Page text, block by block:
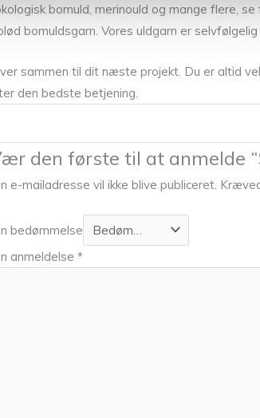
bomuld, merinould og mange flere,
bomuldsgarn. Vores uldgarn er selvfølgelig
sammen til dit næste projekt. Du er altid
den bedste betjening.
den første til at anmelde
e-mailadresse vil ikke blive publiceret.
bedømmelse
anmeldelse *